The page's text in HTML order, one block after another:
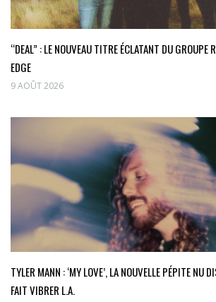
“DEAL” : LE NOUVEAU TITRE ÉCLATANT DU GROUPE
EDGE
9 AOÛT 2026
TYLER MANN : ‘MY LOVE’, LA NOUVELLE PÉPITE NU
FAIT VIBRER L.A.